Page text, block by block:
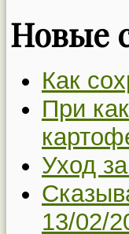
Новые
Как
При
Уход
13/02/